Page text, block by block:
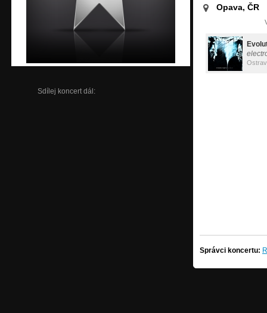
Sdílej koncert dál:
Opava, ČR
Správci koncertu: